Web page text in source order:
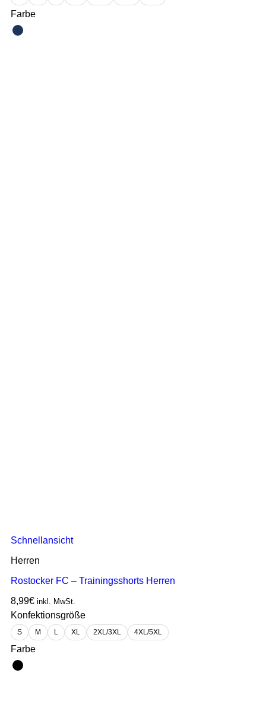
Farbe
Schnellansicht
Herren
Rostocker FC – Trainingsshorts Herren
8,99€ inkl. MwSt.
Konfektionsgröße
S M L XL 2XL/3XL 4XL/5XL
Farbe